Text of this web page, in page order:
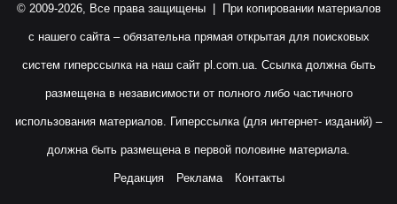
© 2009-2026, Все права защищены | При копировании материалов
с нашего сайта – обязательна прямая открытая для поисковых
систем гиперссылка на наш сайт pl.com.ua. Ссылка должна быть
размещена в независимости от полного либо частичного
использования материалов. Гиперссылка (для интернет- изданий) –
должна быть размещена в первой половине материала.
Редакция Реклама Контакты